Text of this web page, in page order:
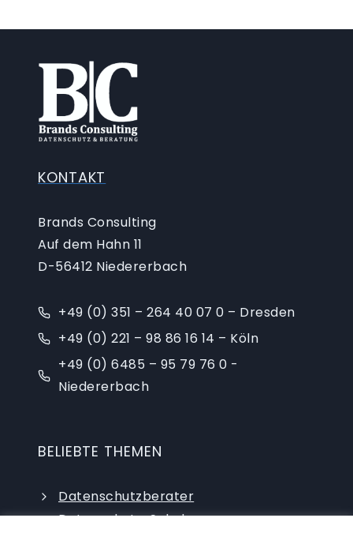
KONTAKT
Brands Consulting
Auf dem Hahn 11
D-56412 Niedererbach
+49 (0) 351 – 264 40 07 0 – Dresden
+49 (0) 221 – 98 86 16 14 – Köln
+49 (0) 6485 – 95 79 76 0 -
Niedererbach
BELIEBTE THEMEN
Datenschutzberater
Datenschutz-Schulungen